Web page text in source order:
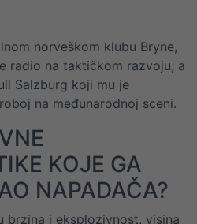
norveškom klubu Bryne,
radio na taktičkom razvoju, a
Salzburg koji mu je
na međunarodnoj sceni.
KOJE GA
NAPADAČA?
brzina i eksplozivnost, visina